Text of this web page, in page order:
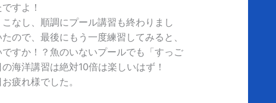
すよ！
なし、順調にプール講習も終わりまし
ので、最後にもう一度練習してみると、
すか！？魚のいないプールでも「すっご
海洋講習は絶対10倍は楽しいはず！
疲れ様でした。